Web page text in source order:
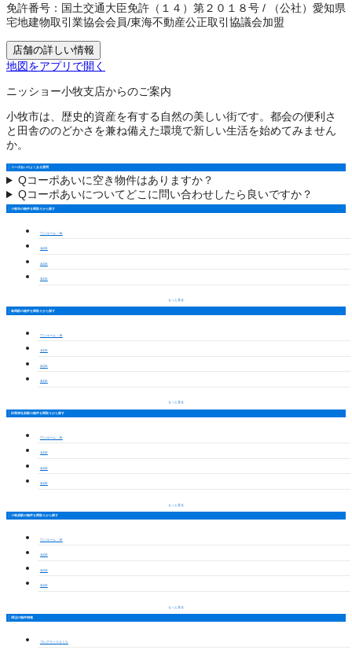
免許番号： 国土交通大臣免許（１４）第２０１８号 /
（公社）愛知県
宅地建物取引業協会会員/東海不動産公正取引協議会加盟
店舗の詳しい情報
地図をアプリで開く
ニッショー小牧支店からのご案内
小牧市は、歴史的資産を有する自然の美しい街です。都会の便利さ
と田舎ののどかさを兼ね備えた環境で新しい生活を始めてみません
か。
コーポあいのよくある質問
Qコーポあいに空き物件はありますか？
Qコーポあいについてどこに問い合わせしたら良いですか？
小牧市の物件を間取りから探す
ワンルーム・1K
1LDK
2LDK
3LDK
もっと見る
味岡駅の物件を間取りから探す
ワンルーム・1K
1LDK
2LDK
3LDK
もっと見る
田県神社前駅の物件を間取りから探す
ワンルーム・1K
1LDK
2LDK
3LDK
もっと見る
小牧原駅の物件を間取りから探す
ワンルーム・1K
1LDK
2LDK
3LDK
もっと見る
周辺の物件情報
フレグランスさくら